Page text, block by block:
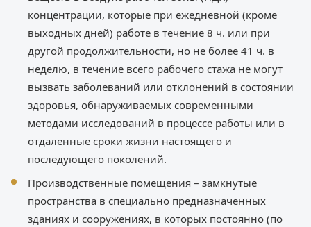
концентрации, которые при ежедневной (кроме
выходных дней) работе в течение 8 ч. или при
другой продолжительности, но не более 41 ч. в
неделю, в течение всего рабочего стажа не могут
вызвать заболеваний или отклонений в состоянии
здоровья, обнаруживаемых современными
методами исследований в процессе работы или в
отдаленные сроки жизни настоящего и
последующего поколений.
Производственные помещения – замкнутые
пространства в специально предназначенных
зданиях и сооружениях, в которых постоянно (по